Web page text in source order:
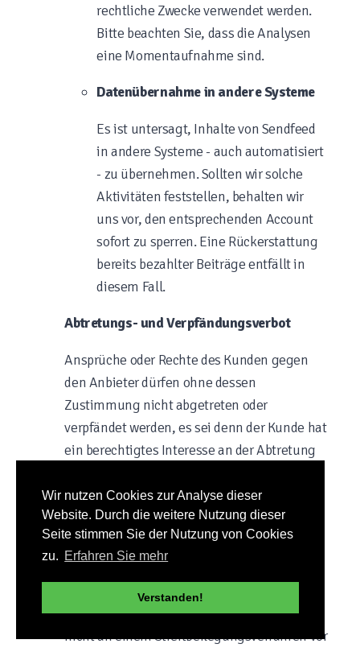
Wir nutzen Cookies zur Analyse dieser
Website. Durch die weitere Nutzung dieser
Seite stimmen Sie der Nutzung von Cookies
zu. Erfahren Sie mehr
Verstanden!
rechtliche Zwecke verwendet werden.
Bitte beachten Sie, dass die Analysen
eine Momentaufnahme sind.
Datenübernahme in andere Systeme
Es ist untersagt, Inhalte von Sendfeed
in andere Systeme - auch automatisiert
- zu übernehmen. Sollten wir solche
Aktivitäten feststellen, behalten wir
uns vor, den entsprechenden Account
sofort zu sperren. Eine Rückerstattung
bereits bezahlter Beiträge entfällt in
diesem Fall.
Abtretungs- und Verpfändungsverbot
Ansprüche oder Rechte des Kunden gegen
den Anbieter dürfen ohne dessen
Zustimmung nicht abgetreten oder
verpfändet werden, es sei denn der Kunde hat
ein berechtigtes Interesse an der Abtretung
Streitschlichtung
Die Europäische Kommission stellt eine
bereit. Die Plattform finden Sie unter
ec.europa.eu/consumers/odr/. Wir nehmen
nicht an einem Streitbeilegungsverfahren vor